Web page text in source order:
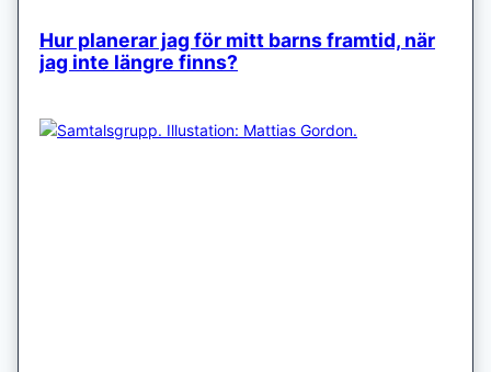
Hur planerar jag för mitt barns framtid, när
jag inte längre finns?